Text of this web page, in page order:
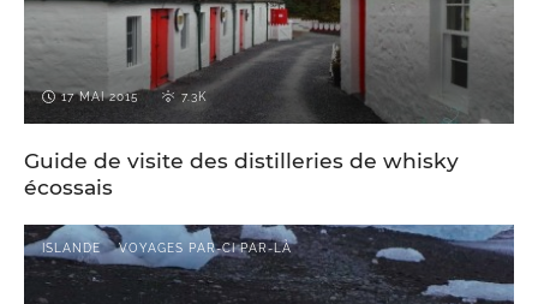
17 MAI 2015 7.3K
Guide de visite des distilleries de whisky
écossais
ISLANDE VOYAGES PAR-CI PAR-LÀ